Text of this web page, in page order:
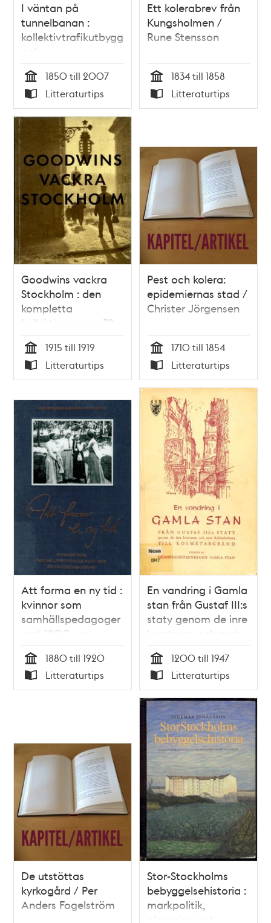
I väntan på
tunnelbanan :
kollektivtrafikutbyggnad
och
bebyggelseexploatering
i Storstockholm /
Stig Svallhammar
Tid
1850 till 2007
Typ
Litteraturtips
Ett kolerabrev från
Kungsholmen /
Rune Stensson
Tid
1834 till 1858
Typ
Litteraturtips
Goodwins vackra
Stockholm : den
kompletta
kollektionen om 39
fotografier ur serien
Vårt vackra
Stockholm / Henry
Buergel Goodwin
Tid
1915 till 1919
Typ
Litteraturtips
Pest och kolera:
epidemiernas stad /
Christer Jörgensen
Tid
1710 till 1854
Typ
Litteraturtips
Att forma en ny tid :
kvinnor som
samhällspedagoger
runt 1900 : en
kollektivbiografi /
Boel Englund (red)
Tid
1880 till 1920
Typ
Litteraturtips
En vandring i Gamla
stan från Gustaf III:s
staty genom de inre
kvarteren och runt
Riddarholmen till
Kolmätargränd
Tid
1200 till 1947
Typ
Litteraturtips
De utstöttas
kyrkogård / Per
Anders Fogelström
Stor-Stockholms
bebyggelsehistoria :
markpolitik,
planering och